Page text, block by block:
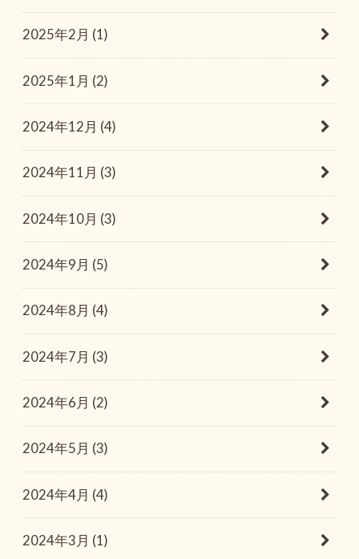
2025年2月 (1)
2025年1月 (2)
2024年12月 (4)
2024年11月 (3)
2024年10月 (3)
2024年9月 (5)
2024年8月 (4)
2024年7月 (3)
2024年6月 (2)
2024年5月 (3)
2024年4月 (4)
2024年3月 (1)